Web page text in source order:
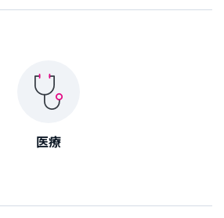
医療